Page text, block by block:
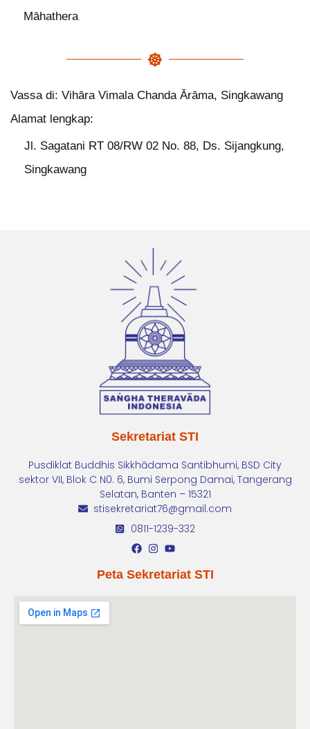
Māhathera
Vassa di: Vihāra Vimala Chanda Ārāma, Singkawang
Alamat lengkap:
Jl. Sagatani RT 08/RW 02 No. 88, Ds. Sijangkung,
Singkawang
Sekretariat STI
Pusdiklat Buddhis Sikkhādama Santibhumi, BSD City
sektor VII, Blok C N0. 6, Bumi Serpong Damai, Tangerang
Selatan, Banten – 15321
stisekretariat76@gmail.com
0811-1239-332
Peta Sekretariat STI